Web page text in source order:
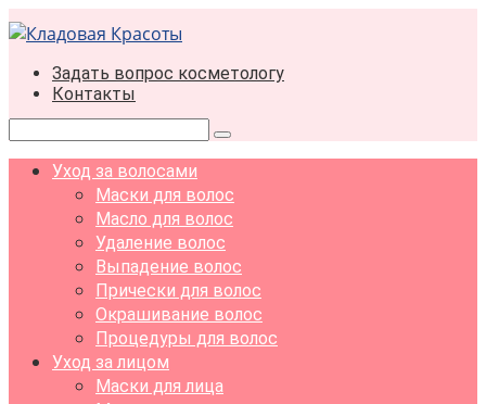
Перейти
к
контентуЗадать вопрос косметологу
Контакты
Поиск:
Уход за волосами
Маски для волос
Масло для волос
Удаление волос
Выпадение волос
Прически для волос
Окрашивание волос
Процедуры для волос
Уход за лицом
Маски для лица